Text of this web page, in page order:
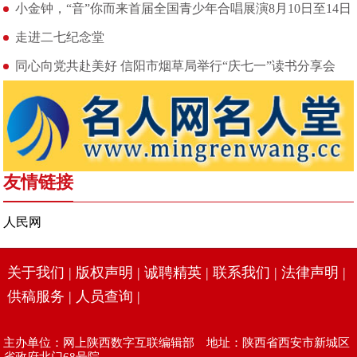
小金钟，“音”你而来首届全国青少年合唱展演8月10日至14日
走进二七纪念堂
同心向党共赴美好 信阳市烟草局举行“庆七一”读书分享会
友情链接
人民网
关于我们 | 版权声明 | 诚聘精英 | 联系我们 | 法律声明 |
供稿服务 | 人员查询 |
主办单位：网上陕西数字互联编辑部 地址：陕西省西安市新城区